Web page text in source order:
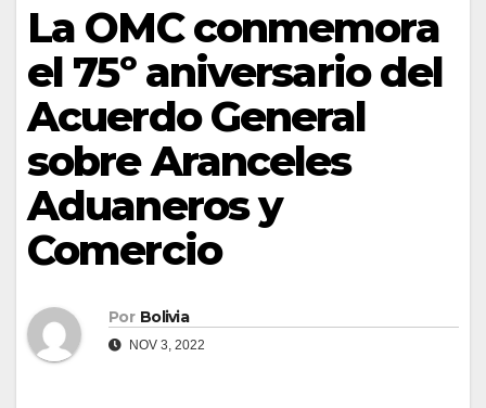
La OMC conmemora
el 75º aniversario del
Acuerdo General
sobre Aranceles
Aduaneros y
Comercio
Por Bolivia
NOV 3, 2022